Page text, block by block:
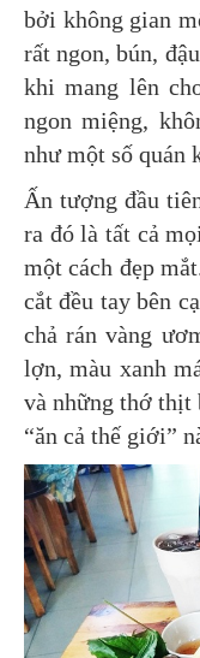
bởi không gian
rất ngon, bún,
khi mang lên
ngon miệng,
như một số quán
Ấn tượng đầu
ra đó là tất cả
một cách đẹp
cắt đều tay bên
chả rán vàng
lợn, màu xanh
và những thớ thịt
“ăn cả thế giới”